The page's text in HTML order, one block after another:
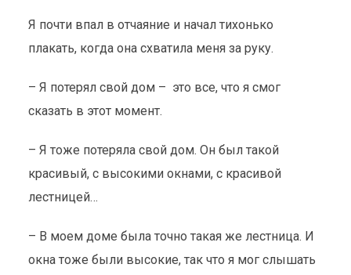
Я почти впал в отчаяние и начал тихонько
плакать, когда она схватила меня за руку.
– Я потерял свой дом – это все, что я смог
сказать в этот момент.
– Я тоже потеряла свой дом. Он был такой
красивый, с высокими окнами, с красивой
лестницей…
– В моем доме была точно такая же лестница. И
окна тоже были высокие, так что я мог слышать